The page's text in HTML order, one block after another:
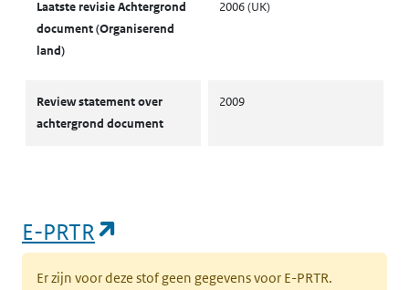
Laatste revisie Achtergrond
document (Organiserend
land)
2006 (UK)
Review statement over
achtergrond document
2009
E-PRTR
Er zijn voor deze stof geen gegevens voor E-PRTR.